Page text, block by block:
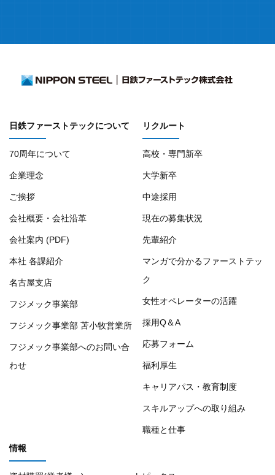
日鉄ファーストテックについて
70周年について
企業理念
ご挨拶
会社概要・会社沿革
会社案内 (PDF)
本社 各課紹介
名古屋支店
フジメック事業部
フジメック事業部 苫小牧営業所
フジメック事業部へのお問い合
わせ
リクルート
高校・専門新卒
大学新卒
中途採用
現在の募集状況
先輩紹介
マンガで分かるファーストテッ
ク
女性オペレーターの活躍
採用Q＆A
応募フォーム
福利厚生
キャリアパス・教育制度
スキルアップへの取り組み
職種と仕事
情報